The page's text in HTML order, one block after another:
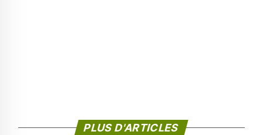
PLUS D'ARTICLES